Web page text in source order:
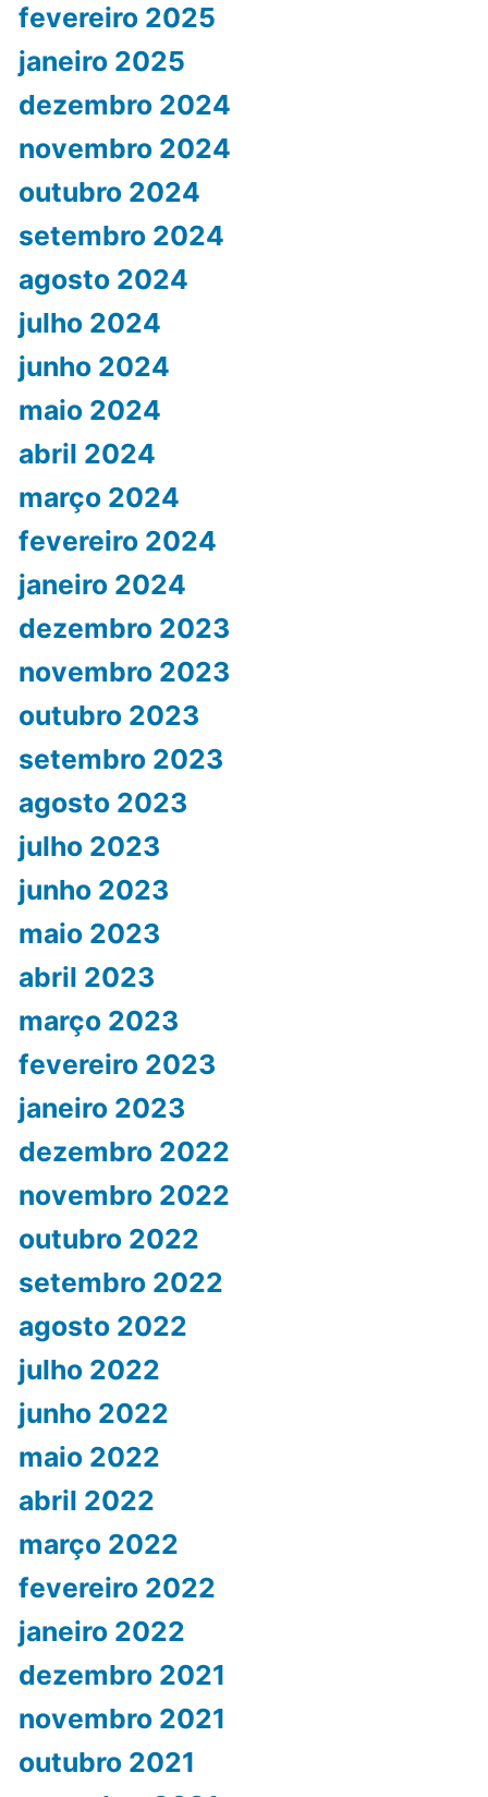
fevereiro 2025
janeiro 2025
dezembro 2024
novembro 2024
outubro 2024
setembro 2024
agosto 2024
julho 2024
junho 2024
maio 2024
abril 2024
março 2024
fevereiro 2024
janeiro 2024
dezembro 2023
novembro 2023
outubro 2023
setembro 2023
agosto 2023
julho 2023
junho 2023
maio 2023
abril 2023
março 2023
fevereiro 2023
janeiro 2023
dezembro 2022
novembro 2022
outubro 2022
setembro 2022
agosto 2022
julho 2022
junho 2022
maio 2022
abril 2022
março 2022
fevereiro 2022
janeiro 2022
dezembro 2021
novembro 2021
outubro 2021